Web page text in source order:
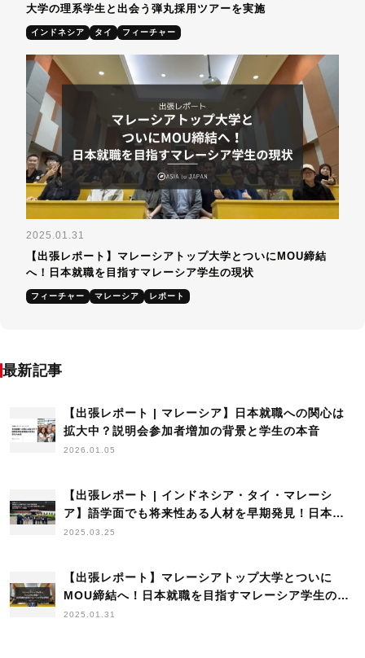
大学の理系学生と出会う弾丸採用ツアーを実施
インドネシア タイ フィーチャー
2025.01.31
【出張レポート】マレーシアトップ大学とついにMOU締結
へ！日本就職を目指すマレーシア学生の現状
フィーチャー マレーシア レポート
最新記事
【出張レポート | マレーシア】日本就職への関心は
拡大中？説明会参加者増加の背景と学生の本音
2026.01.05
【出張レポート | インドネシア・タイ・マレーシ
ア】語学面でも将来性ある人材を早期発見！日本語
を学ぶトップレベル大学の理系学生と出会う弾丸採
2025.03.25
【出張レポート】マレーシアトップ大学とついに
MOU締結へ！日本就職を目指すマレーシア学生の現
状
2025.01.31